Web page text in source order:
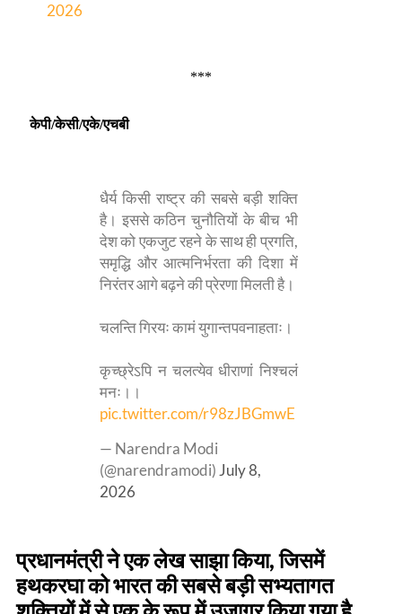
2026
***
केपी/केसी/एके/एचबी
धैर्य किसी राष्ट्र की सबसे बड़ी शक्ति
है। इससे कठिन चुनौतियों के बीच भी
देश को एकजुट रहने के साथ ही प्रगति,
समृद्धि और आत्मनिर्भरता की दिशा में
निरंतर आगे बढ़ने की प्रेरणा मिलती है।
चलन्ति गिरयः कामं युगान्तपवनाहताः।
कृच्छ्रेऽपि न चलत्येव धीराणां निश्चलं
मनः।।
pic.twitter.com/r98zJBGmwE
— Narendra Modi
(@narendramodi) July 8,
2026
प्रधानमंत्री ने एक लेख साझा किया, जिसमें
हथकरघा को भारत की सबसे बड़ी सभ्यतागत